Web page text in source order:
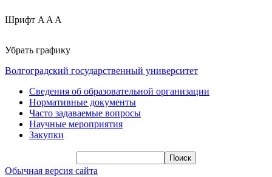
Шрифт A A A
Убрать графику
Волгоградский государственный университет
Сведения об образовательной организации
Нормативные документы
Часто задаваемые вопросы
Научные мероприятия
Закупки
Обычная версия сайта